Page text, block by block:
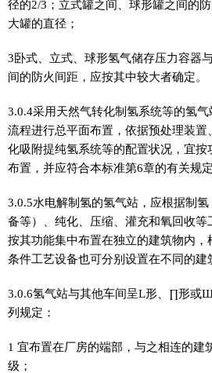
径的2/3；立式罐之间、球形罐之间的
大罐的直径；
3卧式、立式、球形氢气储存压力容器
间的防火间距，应按其中较大者确定。
3.0.4采用天然气转化制氢系统等的氢
流程进行总平面布置，依据预处理装
化吸附提纯氢系统等的配置状况，宜按
布置，并应符合本标准第6章的有关规定
3.0.5水电解制氢的氢气站，应根据制
备等）、纯化、压缩、灌充和氧回收等
按其功能集中布置在独立的建筑物内，
条件工艺设备也可分别设置在不同的建
3.0.6氢气站与其他车间呈L形、∏形或
列规定：
1 宜布置在厂房的端部，与之相连的建
级；